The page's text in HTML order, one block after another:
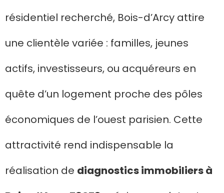
résidentiel recherché, Bois-d’Arcy attire
une clientèle variée : familles, jeunes
actifs, investisseurs, ou acquéreurs en
quête d’un logement proche des pôles
économiques de l’ouest parisien. Cette
attractivité rend indispensable la
réalisation de diagnostics immobiliers à